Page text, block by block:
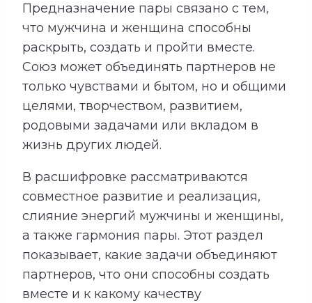
Предназначение пары связано с тем,
что мужчина и женщина способны
раскрыть, создать и пройти вместе.
Союз может объединять партнеров не
только чувствами и бытом, но и общими
целями, творчеством, развитием,
родовыми задачами или вкладом в
жизнь других людей.
В расшифровке рассматриваются
совместное развитие и реализация,
слияние энергий мужчины и женщины,
а также гармония пары. Этот раздел
показывает, какие задачи объединяют
партнеров, что они способны создать
вместе и к какому качеству